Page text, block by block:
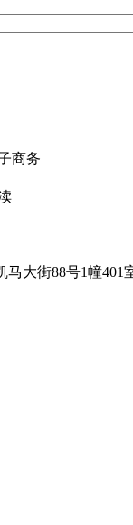
商务
马大街88号1幢401